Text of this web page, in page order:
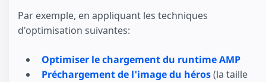
Par exemple, en appliquant les techniques
d'optimisation suivantes:
Optimiser le chargement du runtime AMP
Préchargement de l'image du héros(la taille